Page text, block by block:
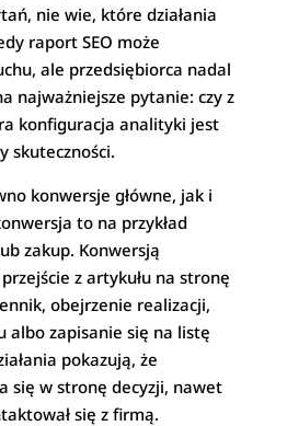
nie wie, które działania
raport SEO może
ale przedsiębiorca nadal
najważniejsze pytanie: czy z
konfiguracja analityki jest
skuteczności.
konwersje główne, jak i
to na przykład
zakup. Konwersją
z artykułu na stronę
obejrzenie realizacji,
albo zapisanie się na listę
pokazują, że
się w stronę decyzji, nawet
się z firmą.